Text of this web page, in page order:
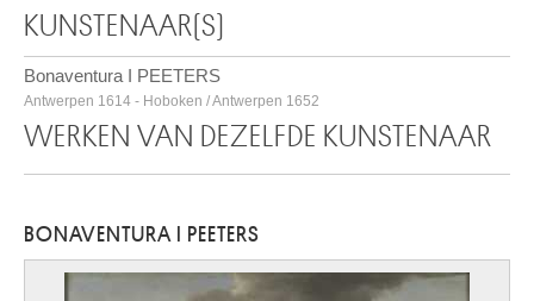
KUNSTENAAR(S)
Bonaventura I PEETERS
Antwerpen 1614 - Hoboken / Antwerpen 1652
WERKEN VAN DEZELFDE KUNSTENAAR
BONAVENTURA I PEETERS